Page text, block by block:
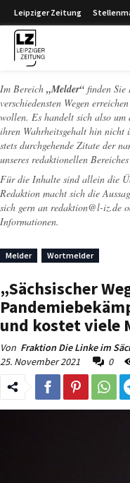
Leipziger Zeitung
Im Bereich „Melder“ finden
verschiedensten Wegen
wollen. Es handelt sich also
ihren Wahrheitsgehalt hin
stets durchgehende Zitate der
unseres redaktionellen
Für die Inhalte sind allein die
Redaktion macht sich die
sich gern an redaktion@l-iz.de
Informationen.
Melder Wortmelder
„Sächsischer
und kostet viele
Von Fraktion Die Linke im
25. November 2021
0